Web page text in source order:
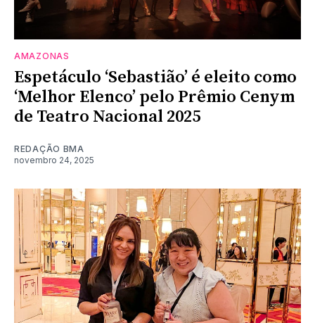
AMAZONAS
Espetáculo ‘Sebastião’ é eleito como
‘Melhor Elenco’ pelo Prêmio Cenym
de Teatro Nacional 2025
REDAÇÃO BMA
novembro 24, 2025